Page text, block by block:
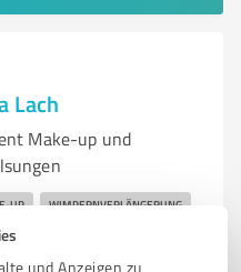
und Anzeigen zu
Lach
Make-up und
UP WIMPERNVERLÄNGERUNG
KOBIDO